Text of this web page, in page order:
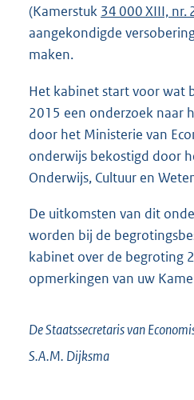
(Kamerstuk 34 000 XIII, nr.
aangekondigde
maken.
Het kabinet start voor wat
2015 een onderzoek naar
door het Ministerie van
onderwijs bekostigd door
Onderwijs, Cultuur en
De uitkomsten van dit
worden bij de
kabinet over de begroting
opmerkingen van uw
De Staatssecretaris van
S.A.M. Dijksma